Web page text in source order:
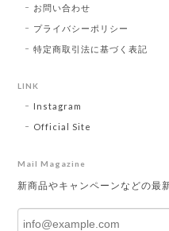
お問い合わせ
プライバシーポリシー
特定商取引法に基づく表記
LINK
Instagram
Official Site
Mail Magazine
新商品やキャンペーンなどの最